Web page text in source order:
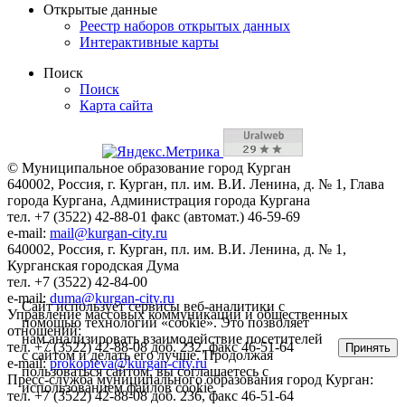
Открытые данные
Реестр наборов открытых данных
Интерактивные карты
Поиск
Поиск
Карта сайта
© Муниципальное образование город Курган
640002, Россия, г. Курган, пл. им. В.И. Ленина, д. № 1, Глава
города Кургана, Администрация города Кургана
тел. +7 (3522) 42-88-01 факс (автомат.) 46-59-69
e-mail: mail@kurgan-city.ru
640002, Россия, г. Курган, пл. им. В.И. Ленина, д. № 1,
Курганская городская Дума
тел. +7 (3522) 42-84-00
e-mail: duma@kurgan-city.ru
Управление массовых коммуникаций и общественных
отношений:
тел. +7 (3522) 42-88-08 доб. 232, факс 46-51-64
e-mail:prokopieva@kurgan-city.ru
Пресс-служба муниципального образования город Курган:
тел. +7 (3522) 42-88-08 доб. 236, факс 46-51-64
Сайт использует сервисы веб-аналитики с
помощью технологии «cookie». Это позволяет
нам анализировать взаимодействие посетителей
с сайтом и делать его лучше. Продолжая
пользоваться сайтом, вы соглашаетесь с
использованием файлов cookie.
Принять